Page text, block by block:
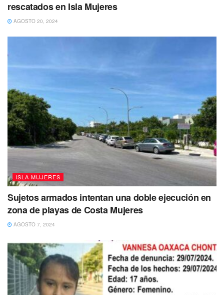
rescatados en Isla Mujeres
AGOSTO 20, 2024
ISLA MUJERES
Sujetos armados intentan una doble ejecución en
zona de playas de Costa Mujeres
AGOSTO 7, 2024